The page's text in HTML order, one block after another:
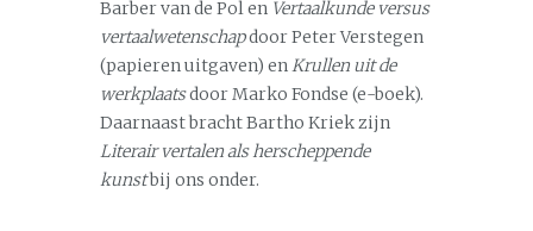
Barber van de Pol en Vertaalkunde versus
vertaalwetenschapdoor Peter Verstegen
(papieren uitgaven) enKrullen uit de
werkplaatsdoor Marko Fondse (e-boek).
Daarnaast bracht Bartho Kriek zijn
Literair vertalen als herscheppende
kunstbij ons onder.